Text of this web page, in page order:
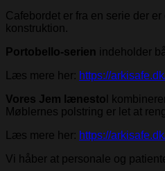
Cafebordet er fra en serie der
konstruktion.
Portobello-serien indeholder
Læs mere her: https://
Vores Jem lænesto l
Møblernes polstring er let at
Læs mere her: https://
Vi håber at personale og